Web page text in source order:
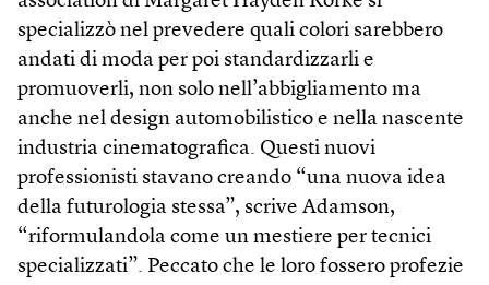
specializzò nel prevedere quali colori sarebbero
andati di moda per poi standardizzarli e
promuoverli, non solo nell’abbigliamento ma
anche nel design automobilistico e nella nascente
industria cinematografica. Questi nuovi
professionisti stavano creando “una nuova idea
della futurologia stessa”, scrive Adamson,
“riformulandola come un mestiere per tecnici
specializzati”. Peccato che le loro fossero profezie